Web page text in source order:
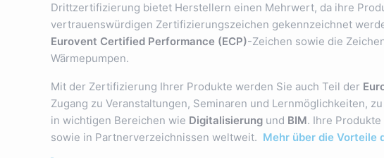
Drittzertifizierung bietet Herstellern einen Mehrwert, da ihre
vertrauenswürdigen Zertifizierungszeichen gekennzeichnet
Eurovent Certified Performance (ECP)-Zeichen sowie die
Wärmepumpen.
Mit der Zertifizierung Ihrer Produkte werden Sie auch Teil der
Zugang zu Veranstaltungen, Seminaren und Lernmöglichkeiten,
in wichtigen Bereichen wie Digitalisierung und BIM. Ihre
sowie in Partnerverzeichnissen weltweit. Mehr über die Vorteile